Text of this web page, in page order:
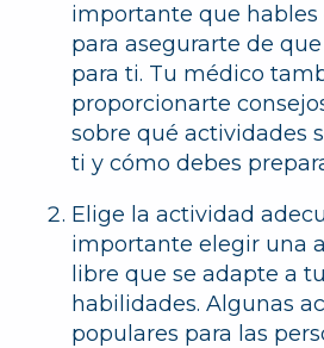
importante que
para asegurarte de
para ti. Tu médico
proporcionarte
sobre qué actividades
ti y cómo debes
Elige la actividad
importante elegir una
libre que se adapte a
habilidades. Algunas
populares para las